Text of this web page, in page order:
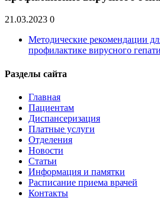
21.03.2023 0
Методические рекомендации
профилактике вирусного
Разделы сайта
Главная
Пациентам
Диспансеризация
Платные услуги
Отделения
Новости
Статьи
Информация и памятки
Расписание приема врачей
Контакты